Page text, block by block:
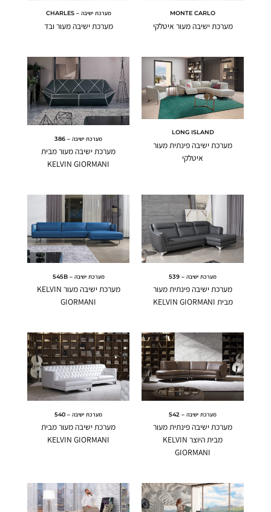
MONTE CARLO
מערכת ישיבה מעור איטלקי
מערכת ישיבה – CHARLES
מערכת ישיבה מעור ובד
LONG ISLAND
מערכת ישיבה פינתית מעור
איטלקי
מערכת ישיבה – 386
מערכת ישיבה מעור מבית
KELVIN GIORMANI
מערכת ישיבה – 539
מערכת ישיבה פינתית מעור
מבית KELVIN GIORMANI
מערכת ישיבה – 545B
מערכת ישיבה מעור KELVIN
GIORMANI
מערכת ישיבה – 542
מערכת ישיבה פינתית מעור
מבית היוצר KELVIN
GIORMANI
מערכת ישיבה – 540
מערכת ישיבה מעור מבית
KELVIN GIORMANI